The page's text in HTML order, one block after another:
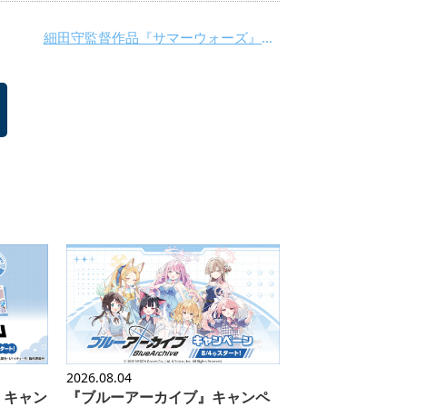
細田守監督作品『サマーウォーズ』金曜ロードショーで放送！
キャン
2026.08.04
『ブルーアーカイブ』キャンペ